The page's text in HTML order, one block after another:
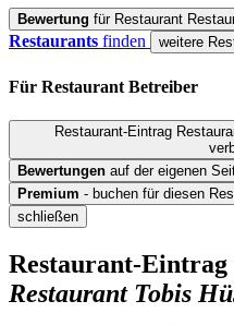
Bewertung für Restaurant
Restaurants finden weitere
Für Restaurant Betreiber
Restaurant-Eintrag
Bewertungen auf der eigenen
Premium - buchen für diesen
schließen
Restaurant-Eintrag
Restaurant Tobis